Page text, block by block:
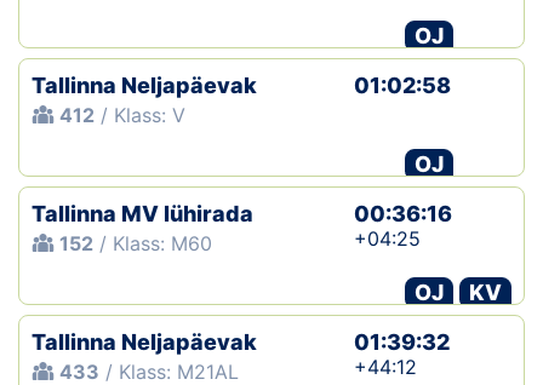
OJ
Tallinna Neljapäevak
412 / Klass: V
01:02:58
OJ
Tallinna MV lühirada
152 / Klass: M60
00:36:16
+04:25
OJ
KV
Tallinna Neljapäevak
433 / Klass: M21AL
01:39:32
+44:12